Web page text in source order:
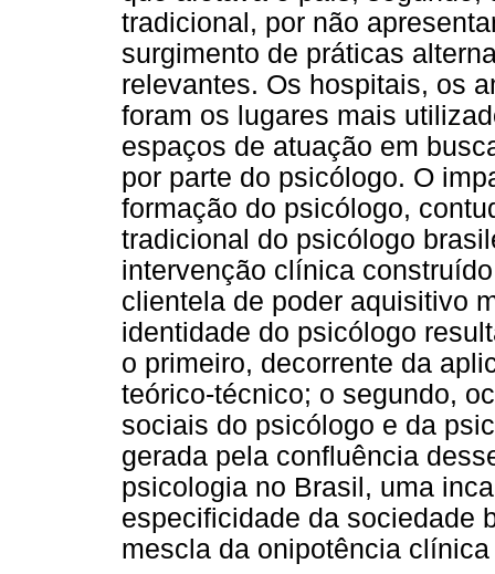
tradicional, por não
surgimento de práticas
relevantes. Os hospitais, os
foram os lugares mais
espaços de atuação em
por parte do psicólogo. O
formação do psicólogo,
tradicional do psicólogo
intervenção clínica
clientela de poder aquisitivo
identidade do psicólogo
o primeiro, decorrente da
teórico-técnico; o segundo,
sociais do psicólogo e da
gerada pela confluência
psicologia no Brasil, uma
especificidade da sociedade
mescla da onipotência